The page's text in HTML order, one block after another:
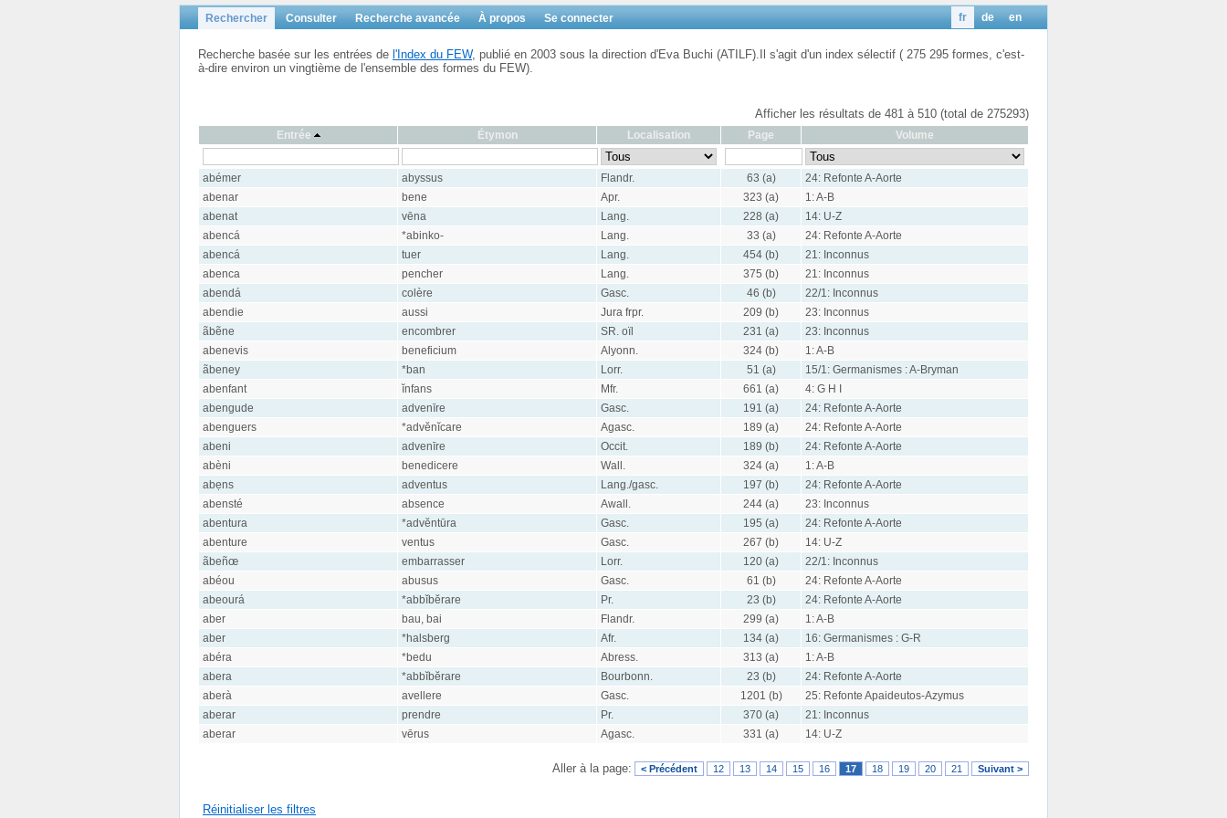
Rechercher Consulter Recherche avancée À propos Se connecter en
de
fr
Recherche basée sur les entrées de l'Index du FEW, publié en 2003 sous la direction d'Eva Buchi (ATILF).Il s'agit d'un index sélectif ( 275 295 formes, c'est-
à-dire environ un vingtième de l'ensemble des formes du FEW).
Afficher les résultats de 481 à 510 (total de 275293)
Entrée Étymon Localisation Page Volume
abémer abyssus Flandr. 63 (a)
24: Refonte A-Aorte
abenar
bene Apr. 323 (a)
1: A-B
abenat
vēna Lang. 228 (a)
14: U-Z
abencá
*abinko- Lang. 33 (a)
24: Refonte A-Aorte
abencá
tuer Lang. 454 (b)
21: Inconnus
abenca
pencher Lang. 375 (b)
21: Inconnus
abendá
colère Gasc. 46 (b)
22/1: Inconnus
abendie
aussi Jura frpr. 209 (b)
23: Inconnus
ãbẽne
encombrer SR. oïl 231 (a)
23: Inconnus
abenevis
beneficium Alyonn. 324 (b)
1: A-B
ãbeney
*ban Lorr. 51 (a)
15/1: Germanismes : A-Bryman
abenfant
ĭnfans Mfr. 661 (a)
4: G H I
abengude
advenīre Gasc. 191 (a)
24: Refonte A-Aorte
abenguers
*advĕnĭcare Agasc. 189 (a)
24: Refonte A-Aorte
abeni
advenīre Occit. 189 (b)
24: Refonte A-Aorte
abèni
benedicere Wall. 324 (a)
1: A-B
abẹns
adventus Lang./gasc. 197 (b)
24: Refonte A-Aorte
abensté
absence Awall. 244 (a)
23: Inconnus
abentura
*advĕntūra Gasc. 195 (a)
24: Refonte A-Aorte
abenture
ventus Gasc. 267 (b)
14: U-Z
ãbeñœ
embarrasser Lorr. 120 (a)
22/1: Inconnus
abéou
abusus Gasc. 61 (b)
24: Refonte A-Aorte
abeourá
*abbĭbĕrare Pr. 23 (b)
24: Refonte A-Aorte
aber
bau, bai Flandr. 299 (a)
1: A-B
aber
*halsberg Afr. 134 (a)
16: Germanismes : G-R
abéra
*bedu Abress. 313 (a)
1: A-B
abera
*abbĭbĕrare Bourbonn. 23 (b)
24: Refonte A-Aorte
aberà
avellere Gasc. 1201 (b)
25: Refonte Apaideutos-Azymus
aberar
prendre Pr. 370 (a)
21: Inconnus
aberar
vērus Agasc. 331 (a) 14: U-Z
Aller à la page: < Précédent 12 13 14 15 16 17 18 19 20 21 Suivant >
Réinitialiser les filtres